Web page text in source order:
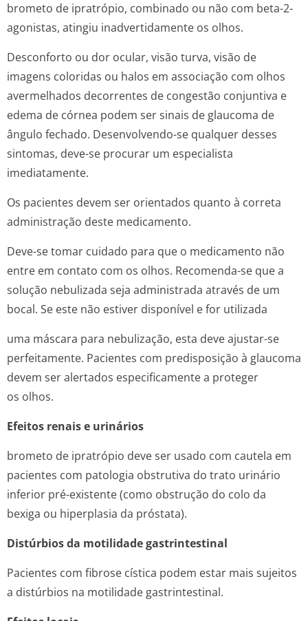
brometo de ipratrópio, combinado ou não com beta-2-
agonistas, atingiu inadvertidamente os olhos.
Desconforto ou dor ocular, visão turva, visão de
imagens coloridas ou halos em associação com olhos
avermelhados decorrentes de congestão conjuntiva e
edema de córnea podem ser sinais de glaucoma de
ângulo fechado. Desenvolvendo-se qualquer desses
sintomas, deve-se procurar um especialista
imediatamente.
Os pacientes devem ser orientados quanto à correta
administração deste medicamento.
Deve-se tomar cuidado para que o medicamento não
entre em contato com os olhos. Recomenda-se que a
solução nebulizada seja administrada através de um
bocal. Se este não estiver disponível e for utilizada
uma máscara para nebulização, esta deve ajustar-se
perfeitamente. Pacientes com predisposição à glaucoma
devem ser alertados especificamente a proteger
os olhos.
Efeitos renais e urinários
brometo de ipratrópio deve ser usado com cautela em
pacientes com patologia obstrutiva do trato urinário
inferior pré-existente (como obstrução do colo da
bexiga ou hiperplasia da próstata).
Distúrbios da motilidade gastrintestinal
Pacientes com fibrose cística podem estar mais sujeitos
a distúrbios na motilidade gastrintestinal.